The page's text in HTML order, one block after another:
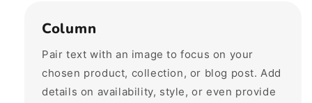
Column
Pair text with an image to focus on your
chosen product, collection, or blog post. Add
details on availability, style, or even provide